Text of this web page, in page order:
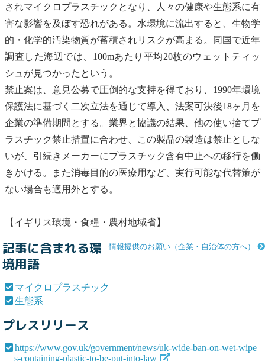
されマイクロプラスチック となり、人々の健康や生態系に有
害な影響を及ぼす恐れがある。水環境に流出すると、生物学
的・化学的汚染物質が蓄積されリスクが高まる。同国で近年
調査した海辺では、100mあたり平均20枚のウェットティッ
シュが見つかったという。
禁止案は、意見公募で圧倒的な支持を得ており、1990年環境
保護法に基づく二次立法を通じて導入、法案可決後18ヶ月を
企業の準備期間とする。業界と協議の結果、他の使い捨てプ
ラスチック禁止措置に合わせ、この製品の製造は禁止としな
いが、引続きメーカーにプラスチック含有中止への移行を働
きかける。また消毒目的の医療用など、実行可能な代替策が
ない場合も適用外とする。
【イギリス環境・食糧・農村地域省】
情報提供のお願い（企業・自治体の方へ）
記事に含まれる環
境用語
マイクロプラスチック
生態系
プレスリリース
https://www.gov.uk/government/news/uk-wide-ban-on-wet-wipe
s-containing-plastic-to-be-put-into-law